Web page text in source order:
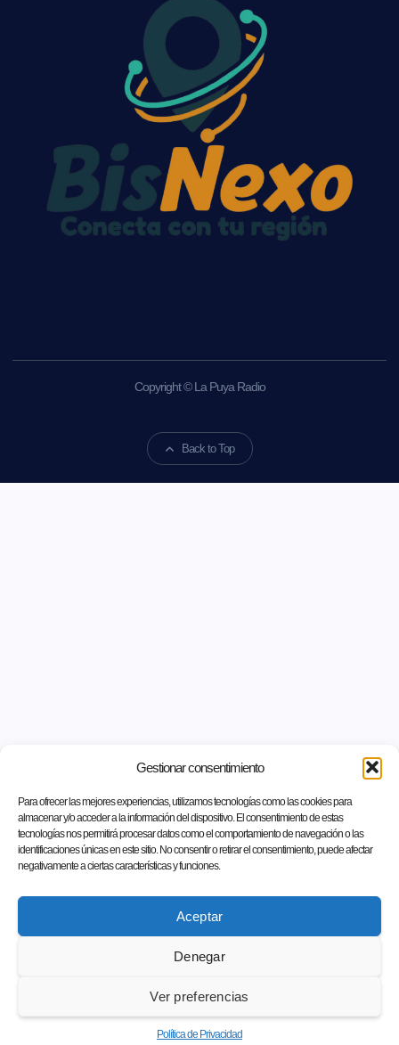
Gestionar consentimiento
Para ofrecer las mejores experiencias, utilizamos tecnologías como las cookies para
almacenar y/o acceder a la información del dispositivo. El consentimiento de estas
tecnologías nos permitirá procesar datos como el comportamiento de navegación o las
identificaciones únicas en este sitio. No consentir o retirar el consentimiento, puede afectar
negativamente a ciertas características y funciones.
Aceptar
Denegar
Ver preferencias
Política de Privacidad
Copyright © La Puya Radio
Back to Top